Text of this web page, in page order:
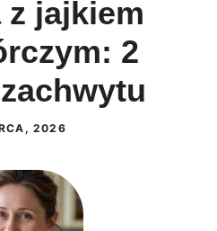
z jajkiem
2
2026